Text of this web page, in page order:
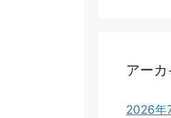
アー
2026年